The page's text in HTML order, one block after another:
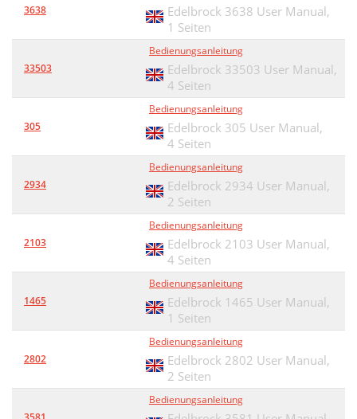
3638
Edelbrock 3638 User Manual,
1 Seiten
33503
Bedienungsanleitung
Edelbrock 33503 User Manual,
4 Seiten
305
Bedienungsanleitung
Edelbrock 305 User Manual,
4 Seiten
2934
Bedienungsanleitung
Edelbrock 2934 User Manual,
2 Seiten
2103
Bedienungsanleitung
Edelbrock 2103 User Manual,
4 Seiten
1465
Bedienungsanleitung
Edelbrock 1465 User Manual,
1 Seiten
2802
Bedienungsanleitung
Edelbrock 2802 User Manual,
2 Seiten
Bedienungsanleitung